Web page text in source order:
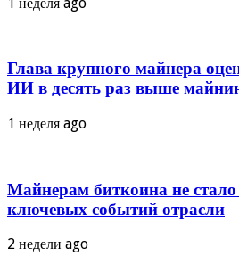
Глава крупного майнера
ИИ в десять раз выше
1 неделя ago
Майнерам биткоина не
ключевых событий отрасли
2 недели ago